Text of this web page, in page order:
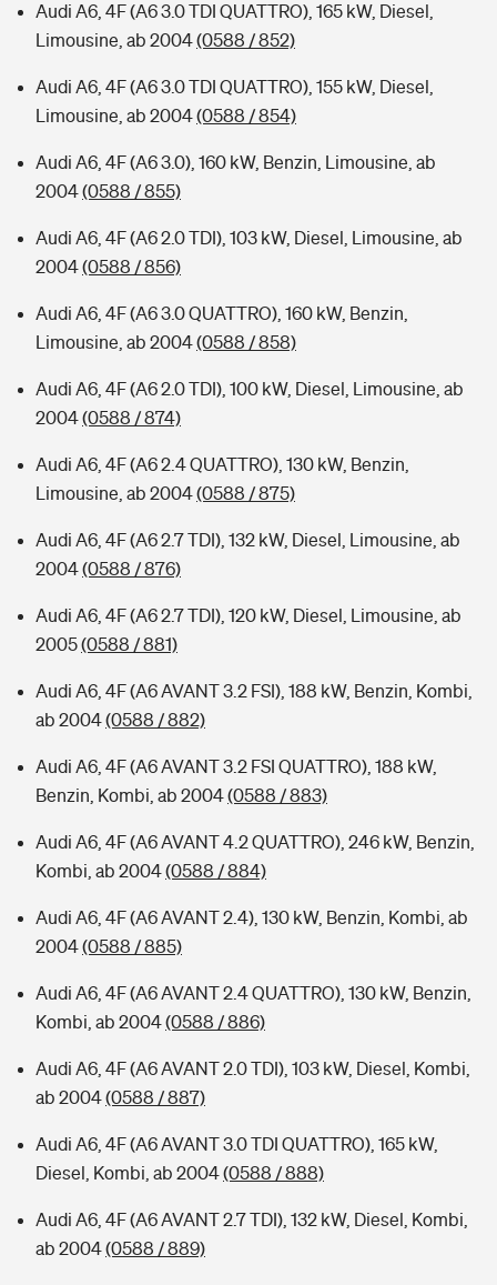
Audi A6, 4F (A6 3.0 TDI QUATTRO), 165 kW, Diesel,
Limousine, ab 2004(0588 / 852)
Audi A6, 4F (A6 3.0 TDI QUATTRO), 155 kW, Diesel,
Limousine, ab 2004(0588 / 854)
Audi A6, 4F (A6 3.0), 160 kW, Benzin, Limousine, ab
2004(0588 / 855)
Audi A6, 4F (A6 2.0 TDI), 103 kW, Diesel, Limousine, ab
2004(0588 / 856)
Audi A6, 4F (A6 3.0 QUATTRO), 160 kW, Benzin,
Limousine, ab 2004(0588 / 858)
Audi A6, 4F (A6 2.0 TDI), 100 kW, Diesel, Limousine, ab
2004(0588 / 874)
Audi A6, 4F (A6 2.4 QUATTRO), 130 kW, Benzin,
Limousine, ab 2004(0588 / 875)
Audi A6, 4F (A6 2.7 TDI), 132 kW, Diesel, Limousine, ab
2004(0588 / 876)
Audi A6, 4F (A6 2.7 TDI), 120 kW, Diesel, Limousine, ab
2005(0588 / 881)
Audi A6, 4F (A6 AVANT 3.2 FSI), 188 kW, Benzin, Kombi,
ab 2004(0588 / 882)
Audi A6, 4F (A6 AVANT 3.2 FSI QUATTRO), 188 kW,
Benzin, Kombi, ab 2004(0588 / 883)
Audi A6, 4F (A6 AVANT 4.2 QUATTRO), 246 kW, Benzin,
Kombi, ab 2004(0588 / 884)
Audi A6, 4F (A6 AVANT 2.4), 130 kW, Benzin, Kombi, ab
2004(0588 / 885)
Audi A6, 4F (A6 AVANT 2.4 QUATTRO), 130 kW, Benzin,
Kombi, ab 2004(0588 / 886)
Audi A6, 4F (A6 AVANT 2.0 TDI), 103 kW, Diesel, Kombi,
ab 2004(0588 / 887)
Audi A6, 4F (A6 AVANT 3.0 TDI QUATTRO), 165 kW,
Diesel, Kombi, ab 2004(0588 / 888)
Audi A6, 4F (A6 AVANT 2.7 TDI), 132 kW, Diesel, Kombi,
ab 2004(0588 / 889)